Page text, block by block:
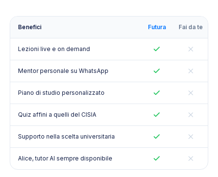
Benefici Futura Fai da te
Lezioni live e on demand
Mentor personale su WhatsApp
Piano di studio personalizzato
Quiz affini a quelli del CISIA
Supporto nella scelta universitaria
Alice, tutor AI sempre disponibile